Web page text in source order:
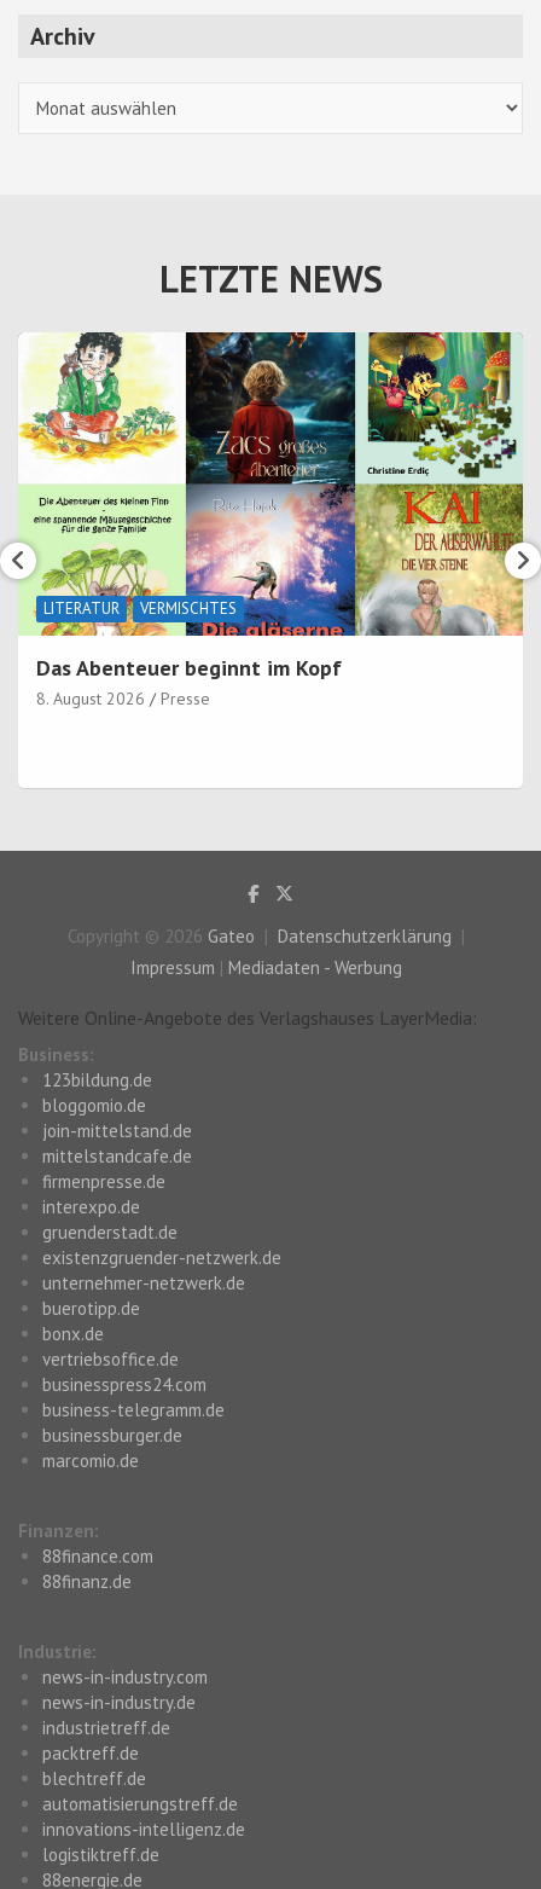
Archiv
LETZTE NEWS
LITERATUR VERMISCHTES
Das Abenteuer beginnt im Kopf
8. August 2026 Presse
Copyright © 2026 Gateo
Datenschutzerklärung
Impressum | Mediadaten - Werbung
Weitere Online-Angebote des Verlagshauses LayerMedia:
Business:
123bildung.de
bloggomio.de
join-mittelstand.de
mittelstandcafe.de
firmenpresse.de
interexpo.de
gruenderstadt.de
existenzgruender-netzwerk.de
unternehmer-netzwerk.de
buerotipp.de
bonx.de
vertriebsoffice.de
businesspress24.com
business-telegramm.de
businessburger.de
marcomio.de
Finanzen:
88finance.com
88finanz.de
Industrie:
news-in-industry.com
news-in-industry.de
industrietreff.de
packtreff.de
blechtreff.de
automatisierungstreff.de
innovations-intelligenz.de
logistiktreff.de
88energie.de